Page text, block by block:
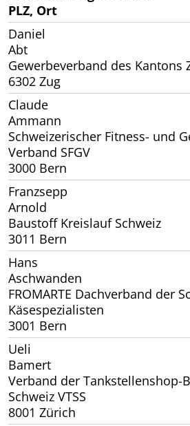
PLZ, Ort
Daniel
Abt
Gewerbeverband des Kantons
6302 Zug
Claude
Ammann
Schweizerischer Fitness- und
Verband SFGV
3000 Bern
Franzsepp
Arnold
Baustoff Kreislauf Schweiz
3011 Bern
Hans
Aschwanden
FROMARTE Dachverband der
Käsespezialisten
3001 Bern
Ueli
Bamert
Verband der Tankstellenshop-
Schweiz VTSS
8001 Zürich